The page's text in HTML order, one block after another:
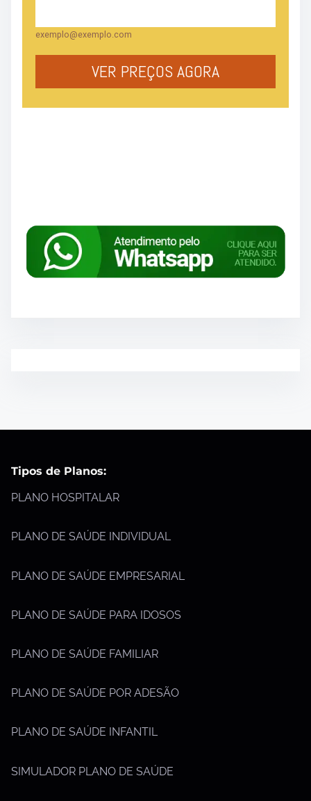
Tipos de Planos:
PLANO HOSPITALAR
PLANO DE SAÚDE INDIVIDUAL
PLANO DE SAÚDE EMPRESARIAL
PLANO DE SAÚDE PARA IDOSOS
PLANO DE SAÚDE FAMILIAR
PLANO DE SAÚDE POR ADESÃO
PLANO DE SAÚDE INFANTIL
SIMULADOR PLANO DE SAÚDE